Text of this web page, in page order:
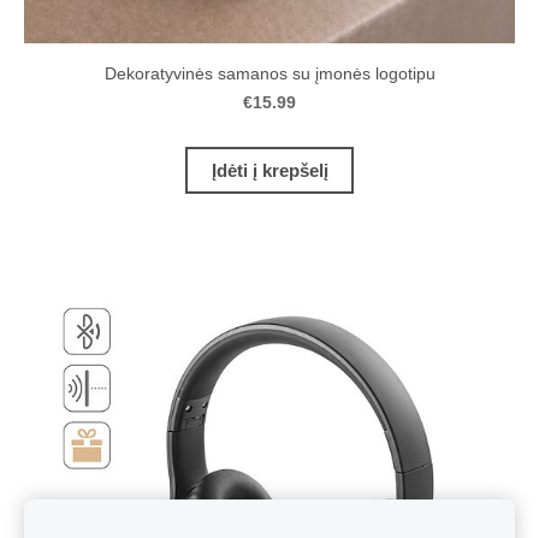
Dekoratyvinės samanos su įmonės logotipu
€15.99
Įdėti į krepšelį